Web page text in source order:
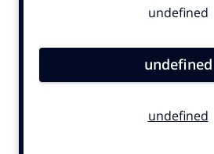
Contentmarketing